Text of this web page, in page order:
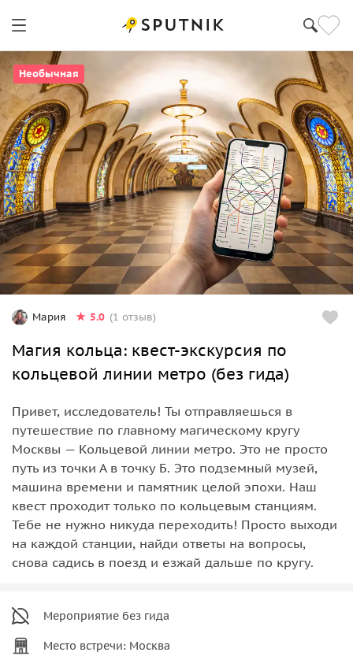
Необычная
Мария 5.0 (1 отзыв)
Магия кольца: квест-экскурсия по
кольцевой линии метро (без гида)
Привет, исследователь! Ты отправляешься в
путешествие по главному магическому кругу
Москвы — Кольцевой линии метро. Это не просто
путь из точки А в точку Б. Это подземный музей,
машина времени и памятник целой эпохи. Наш
квест проходит только по кольцевым станциям.
Тебе не нужно никуда переходить! Просто выходи
на каждой станции, найди ответы на вопросы,
снова садись в поезд и езжай дальше по кругу.
Мероприятие без гида
Место встречи: Москва